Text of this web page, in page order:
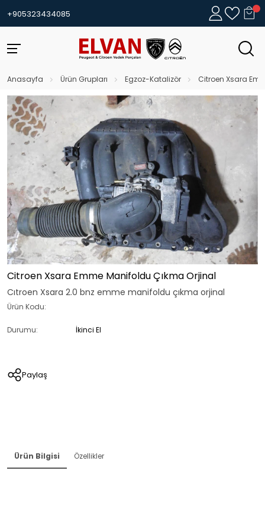
+905323434085
Anasayfa Ürün Grupları Egzoz-Katalizör Citroen Xsara
Citroen Xsara Emme Manifoldu Çıkma Orjinal
Cıtroen Xsara 2.0 bnz emme manifoldu çıkma orjinal
Ürün Kodu:
Durumu: İkinci El
Paylaş
Ürün Bilgisi Özellikler